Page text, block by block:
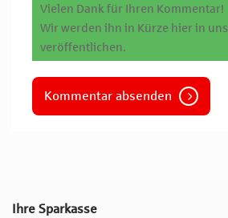
Vielen Dank für Ihren Kommentar!
Wir werden ihn in Kürze hier in
veröffentlichen.
Kommentar absenden
Ihre Sparkasse